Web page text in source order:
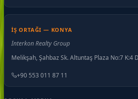
İŞ ORTAĞI — KONYA
İnterkon Realty Group
Melikşah, Şahbaz Sk. Altuntaş Plaza No:7 K:4
+90 553 011 87 11